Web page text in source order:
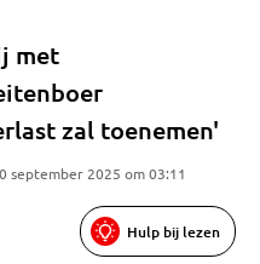
met
zal toenemen'
september 2025 om 03:11
Hulp bij lezen